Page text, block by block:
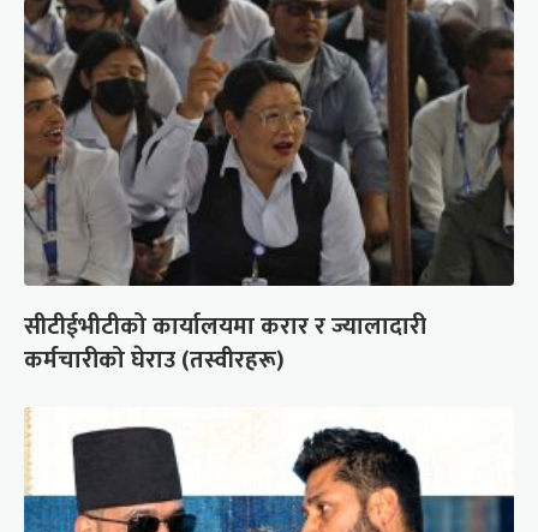
सीटीईभीटीको कार्यालयमा करार र ज्यालादारी
कर्मचारीको घेराउ (तस्वीरहरू)